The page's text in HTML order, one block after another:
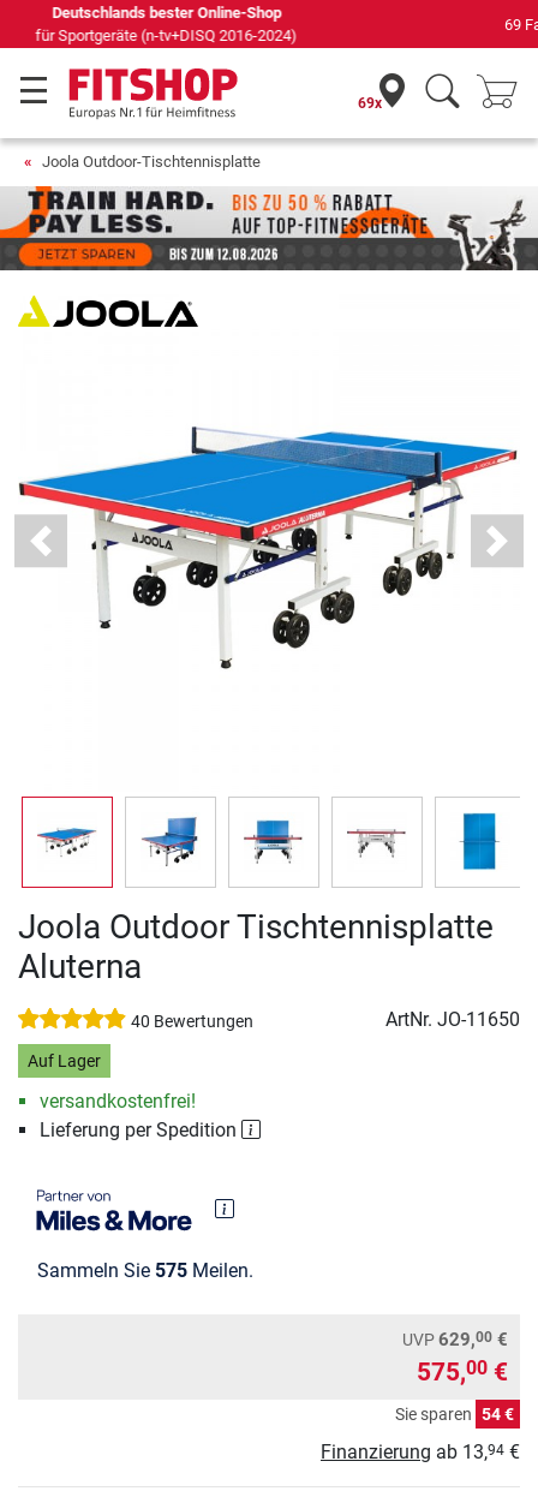
69 Fachmärkte vor Ort mit 75 eigenen Servicetechnikern
69x
Joola Outdoor-Tischtennisplatte
Previous Next
Joola Outdoor Tischtennisplatte
Aluterna
40 Bewertungen ArtNr. JO-11650
Auf Lager
versandkostenfrei!
Lieferung per Spedition
Sammeln Sie 575 Meilen.
UVP629,00 €
575,00 €
Sie sparen 54 €
Finanzierung ab 13,94 €